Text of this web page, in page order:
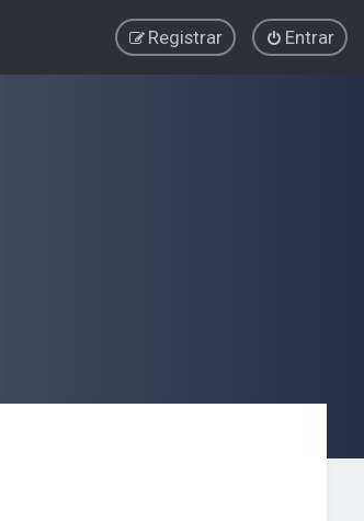
Entrar
Registrar